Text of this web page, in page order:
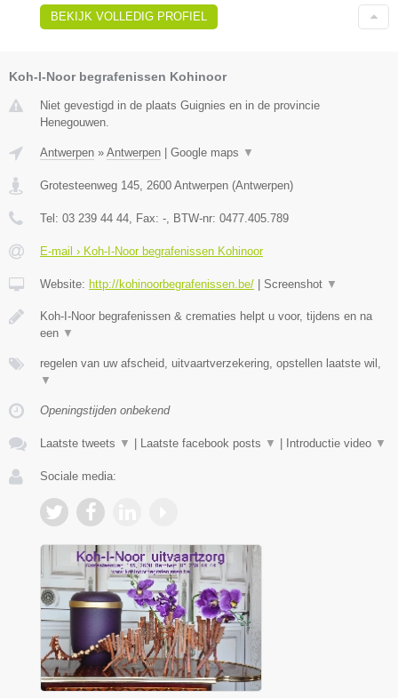
BEKIJK VOLLEDIG PROFIEL
Koh-I-Noor begrafenissen Kohinoor
Niet gevestigd in de plaats Guignies en in de provincie
Henegouwen.
Antwerpen » Antwerpen | Google maps ▼
Grotesteenweg 145 2600 Antwerpen (Antwerpen)
Tel: 03 239 44 44 , Fax: - , BTW-nr: 0477.405.789
E-mail › Koh-I-Noor begrafenissen Kohinoor
Website: http://kohinoorbegrafenissen.be/ | Screenshot ▼
Koh-I-Noor begrafenissen & crematies helpt u voor, tijdens en na
een ▼
regelen van uw afscheid, uitvaartverzekering, opstellen laatste wil,
▼
Openingstijden onbekend
Laatste tweets ▼ | Laatste facebook posts ▼ | Introductie video ▼
Sociale media: